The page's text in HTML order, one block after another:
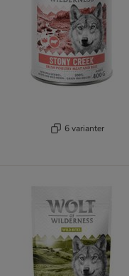
6 varianter